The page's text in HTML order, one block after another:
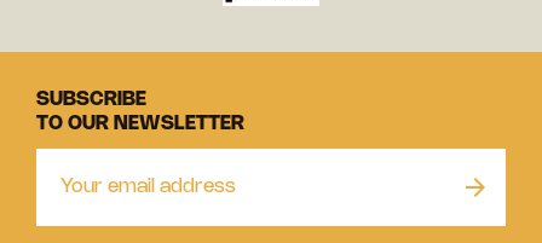
SUBSCRIBE
TO OUR NEWSLETTER